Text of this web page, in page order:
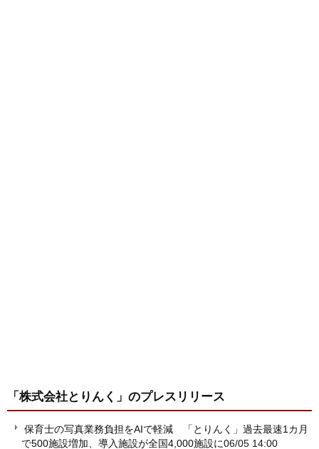
「株式会社とりんく」 のプレスリリース
保育士の写真業務負担をAIで軽減 「とりんく」過去最速1カ月
で500施設増加、導入施設が全国4,000施設に06/05 14:00